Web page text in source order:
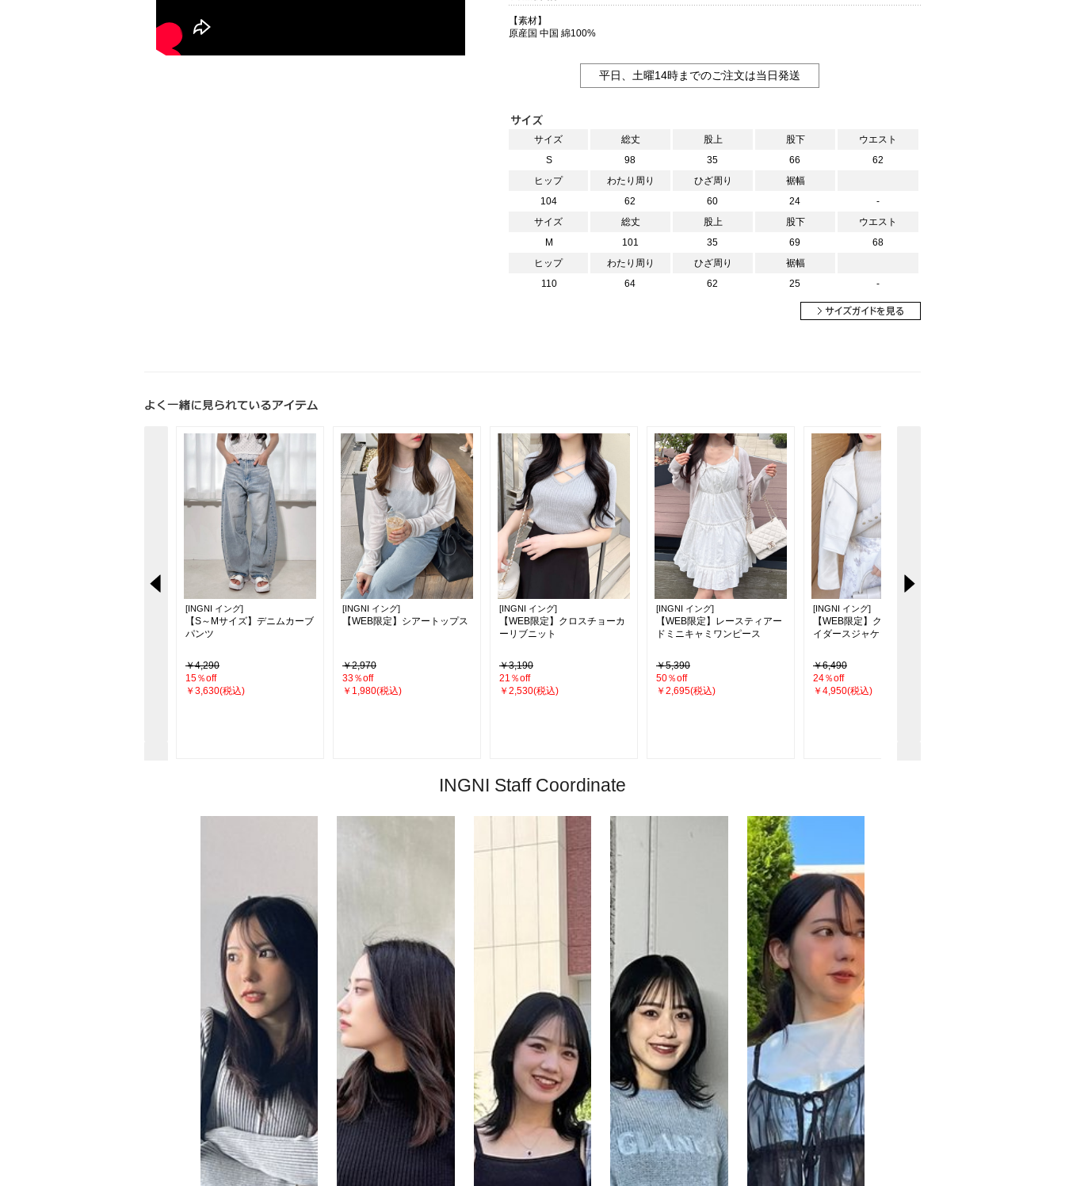
【素材】
原産国 中国 綿100%
平日、土曜14時までのご注文は当日発送
サイズ 総丈 股上 股下
ウエスト
S
98 35 66
62
ヒップ
わたり周り ひざ周り
裾幅
104
62 60 24
-
サイズ
総丈 股上 股下
ウエスト
M
101 35 69
68
ヒップ
わたり周り ひざ周り
裾幅
110
64 62 25 -
[INGNI イング]
【S～Mサイズ】デニムカーブ
パンツ
￥4,290
15％off
￥3,630(税込)
[INGNI イング]
【WEB限定】シアートップス
￥2,970
33％off
￥1,980(税込)
[INGNI イング]
【WEB限定】クロスチョーカ
ーリブニット
￥3,190
21％off
￥2,530(税込)
[INGNI イング]
【WEB限定】レースティアー
ドミニキャミワンピース
￥5,390
50％off
￥2,695(税込)
[INGNI イング]
【WEB限定】クロップド丈ラ
イダースジャケット
￥6,490
24％off
￥4,950(税込)
INGNI Staff Coordinate